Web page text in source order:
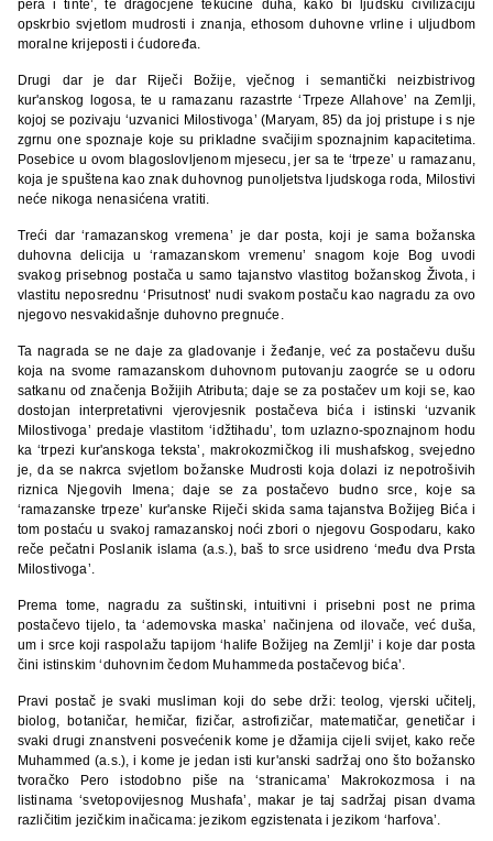
pera i tinte’, te dragocjene tekućine duha, kako bi ljudsku civilizaciju
opskrbio svjetlom mudrosti i znanja, ethosom duhovne vrline i uljudbom
moralne krijeposti i ćudoređa.
Drugi dar je dar Riječi Božije, vječnog i semantički neizbistrivog
kur'anskog logosa, te u ramazanu razastrte ‘Trpeze Allahove’ na Zemlji,
kojoj se pozivaju ‘uzvanici Milostivoga’ (Maryam, 85) da joj pristupe i s nje
zgrnu one spoznaje koje su prikladne svačijim spoznajnim kapacitetima.
Posebice u ovom blagoslovljenom mjesecu, jer sa te ‘trpeze’ u ramazanu,
koja je spuštena kao znak duhovnog punoljetstva ljudskoga roda, Milostivi
neće nikoga nenasićena vratiti.
Treći dar ‘ramazanskog vremena’ je dar posta, koji je sama božanska
duhovna delicija u ‘ramazanskom vremenu’ snagom koje Bog uvodi
svakog prisebnog postača u samo tajanstvo vlastitog božanskog Života, i
vlastitu neposrednu ‘Prisutnost’ nudi svakom postaču kao nagradu za ovo
njegovo nesvakidašnje duhovno pregnuće.
Ta nagrada se ne daje za gladovanje i žeđanje, već za postačevu dušu
koja na svome ramazanskom duhovnom putovanju zaogrće se u odoru
satkanu od značenja Božijih Atributa; daje se za postačev um koji se, kao
dostojan interpretativni vjerovjesnik postačeva bića i istinski ‘uzvanik
Milostivoga’ predaje vlastitom ‘idžtihadu’, tom uzlazno-spoznajnom hodu
ka ‘trpezi kur'anskoga teksta’, makrokozmičkog ili mushafskog, svejedno
je, da se nakrca svjetlom božanske Mudrosti koja dolazi iz nepotrošivih
riznica Njegovih Imena; daje se za postačevo budno srce, koje sa
‘ramazanske trpeze’ kur'anske Riječi skida sama tajanstva Božijeg Bića i
tom postaću u svakoj ramazanskoj noći zbori o njegovu Gospodaru, kako
reče pečatni Poslanik islama (a.s.), baš to srce usidreno ‘među dva Prsta
Milostivoga’.
Prema tome, nagradu za suštinski, intuitivni i prisebni post ne prima
postačevo tijelo, ta ‘ademovska maska’ načinjena od ilovače, već duša,
um i srce koji raspolažu tapijom ‘halife Božijeg na Zemlji’ i koje dar posta
čini istinskim ‘duhovnim čedom Muhammeda postačevog bića’.
Pravi postač je svaki musliman koji do sebe drži: teolog, vjerski učitelj,
biolog, botaničar, hemičar, fizičar, astrofizičar, matematičar, genetičar i
svaki drugi znanstveni posvećenik kome je džamija cijeli svijet, kako reče
Muhammed (a.s.), i kome je jedan isti kur'anski sadržaj ono što božansko
tvoračko Pero istodobno piše na ‘stranicama’ Makrokozmosa i na
listinama ‘svetopovijesnog Mushafa’, makar je taj sadržaj pisan dvama
različitim jezičkim inačicama: jezikom egzistenata i jezikom ‘harfova’.